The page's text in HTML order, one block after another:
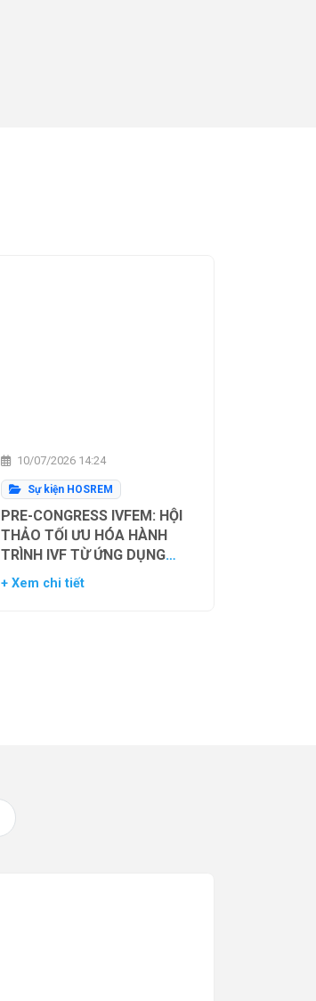
10/07/2026 14:24
Sự kiện HOSREM
PRE-CONGRESS IVFEM: HỘI
THẢO TỐI ƯU HÓA HÀNH
TRÌNH IVF TỪ ỨNG DỤNG
HIỆN TẠI ĐẾN XU HƯỚNG
+ Xem chi tiết